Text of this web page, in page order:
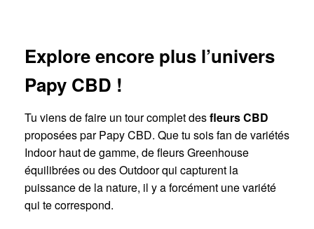
Explore encore plus l’univers
Papy CBD !
Tu viens de faire un tour complet desfleurs CBD
proposées par Papy CBD. Que tu sois fan de variétés
Indoor haut de gamme, de fleurs Greenhouse
équilibrées ou des Outdoor qui capturent la
puissance de la nature, il y a forcément une variété
qui te correspond.